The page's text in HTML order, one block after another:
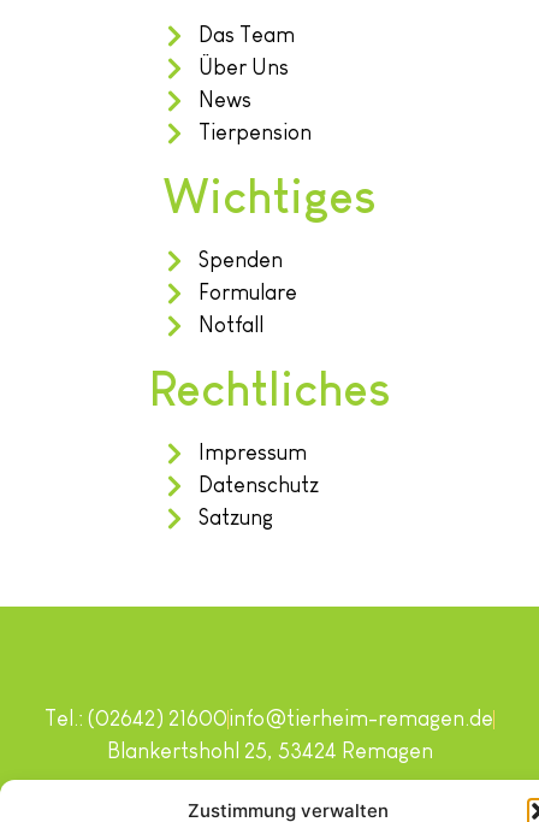
Zustimmung verwalten
Das Team
Über Uns
News
Tierpension
Wichtiges
Spenden
Formulare
Notfall
Rechtliches
Impressum
Datenschutz
Satzung
Copyright © 2024. Alle Rechte vorbehalten.
Tel.: (02642) 21600info@tierheim-remagen.de
Blankertshohl 25, 53424 Remagen